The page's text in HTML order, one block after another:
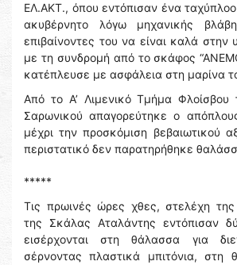
ΕΛ.ΑΚΤ., όπου εντόπισαν ένα
ακυβέρνητο λόγω μηχανικής
επιβαίνοντες του να είναι καλά στην
με τη συνδρομή από το σκάφος
κατέπλευσε με ασφάλεια στη μαρίνα
Από το Α’ Λιμενικό Τμήμα Φλοίσβου
Σαρωνικού απαγορεύτηκε ο
μέχρι την προσκόμιση βεβαιωτικού
περιστατικό δεν παρατηρήθηκε
*****
Τις πρωινές ώρες χθες, στελέχη της
της Σκάλας Αταλάντης εντόπισαν
εισέρχονται στη θάλασσα για
σέρνοντας πλαστικά μπιτόνια, στη